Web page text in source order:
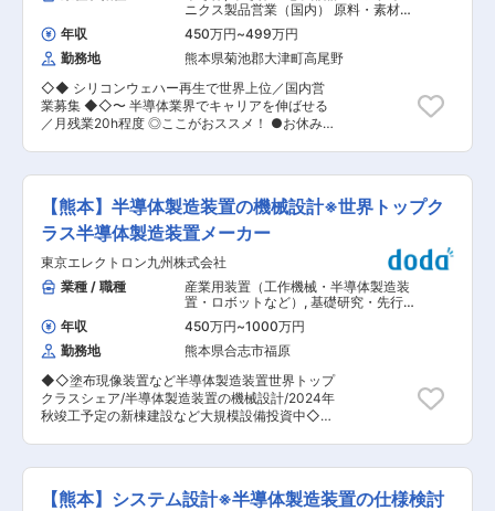
務を進める領域のため、最先端の技術に触れなが
ら業務を遂行することが出来ます。 「目に見える
形で成果を残したい」「最先端の技術に触れた
い」という想いのある方にはとてもやりがいのあ
る環境です。 変更の範囲：専門性や適性、会社ニ
ーズなどを踏まえ、会社が定める業務への配置転
え、主担当・副担当制によるチーム体制を強化す
るための増員募集です。 ■業務内容 ・真空ポン
プメーカー/半導体製造装置メーカー等への技術営
業 ∟装置内部の配管構造や使用条件を理解し、最
適なホース仕様（材質、構造、耐食性、耐圧、ク
リーン度など）を提案します ・社内技術部門・製
造部門との連携によるカスタム製品の開発 ∟顧客
の要求に応じた特注品の設計・試作・評価を社内
と協力して進めます。 ・品質改善・納期調整・ト
品 フレキシブルメタルホース・伸縮管継手全般、
真空配管製品 ■顧客 真空ポンプメーカー、半導
体製造装置メーカー、半導体関連サプライヤー、
半導体工場設備関連、医療設備関連など ■業務の
魅力 開発段階から顧客に入り込み、要件整理から
立上げまで一連の工程に関与できます。営業視点
と技術視点の双方を活かし、提案価値で信頼を築
く経験を積める環境です ■働く環境 熊本営業所
は開発・製造・品質保証機能を備えた熊本工場と
同一エリアにあり、部門間の距離が近く、密な連
携が可能です。高い品質要求に応える体制が整っ
ています 【当社の魅力】 ・業界で唯一のフレ
キ・伸縮管を持つ企業となり、これまで40年以上
現在フレキシブルホース、伸縮管継手で国内トッ
プクラスのメーカーです ・フレキシブルホースは
機器の配管等、常に生活へ関わる配管へ使用され
ニクス製品営業（国内） 原料・素材・
化学製品営業（国内）
年収 450万円~499万円
勤務地
熊本県菊池郡大津町高尾野
◇◆ シリコンウェハー再生で世界上位／国内営
業募集 ◆◇〜 半導体業界でキャリアを伸ばせる
／月残業20h程度 ◎ここがおススメ！ ●お休みの
リコンウエハー再生事業は世界ランキング上位！
シリコンウェハーの表面に付着した汚れや傷、膜
を除去し再び製造工程で利用できる状態に戻す加
工技術です。 新品ウェハーの購入に比べてコスト
を大幅に削減でき、環境負荷の低減にもつながる
ため、多くの半導体メーカーで活用されていま
す。 ■募集背景 半導体需要は世界的に拡大し続
けておりシリコンウェハーの再生を手掛ける当社
は、世界上位のリーディング企業として事業成長
が加速しています。 ◎今回の募集は… ・増え続け
るお客様への対応力を強化するため ・より丁寧で
迅速なフォロー体制をつくるため こうした背景か
ら、国内営業メンバーを新たにお迎えします。 ■
業務概要 半導体メーカーを中心とした既存顧客の
フォローや提案を行う、法人向けの提案営業で
す。 ■職務詳細 ◎担当いただくのは… ・既存顧客
期・品質・仕様に関する社内調整 ・新規顧客への
【熊本】半導体製造装置の機械設計※世界トップク
ラス半導体製造装置メーカー
東京エレクトロン九州株式会社
業種 / 職種
産業用装置（工作機械・半導体製造装
置・ロボットなど） , 基礎研究・先行開
発・要素技術開発（機械） 半導体製造
装置
年収 450万円~1000万円
勤務地
熊本県合志市福原
◆◇塗布現像装置など半導体製造装置世界トップ
クラスシェア/半導体製造装置の機械設計/2024年
秋竣工予定の新棟建設など大規模設備投資中◇◆
・半導体製造装置の研究開発（コンセプト決定、
試作、実証） ・CADによる機械機構開発設計・
変更設計・配管設計 ・空圧／薬液配管パーツ・制
【熊本】システム設計※半導体製造装置の仕様検討